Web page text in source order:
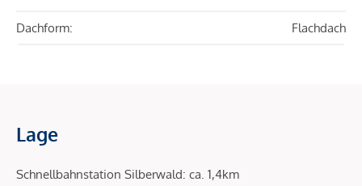
Dachform: Flachdach
Lage
Schnellbahnstation Silberwald: ca. 1,4km